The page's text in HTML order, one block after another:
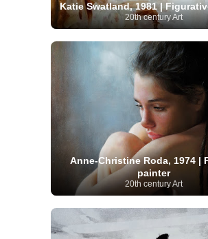
Katie Swatland, 1981 |
20th century Art
Anne-Christine Roda, 1974 |
painter
20th century Art